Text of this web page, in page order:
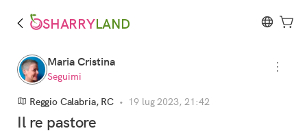
SHARRYLAND
Maria Cristina
Seguimi
Reggio Calabria, RC • 19 lug 2023, 21:42
Il re pastore